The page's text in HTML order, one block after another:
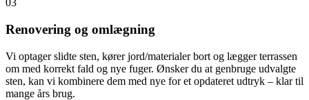
03
Renovering og omlægning
Vi optager slidte sten, kører jord/materialer bort og lægger terrassen
om med korrekt fald og nye fuger. Ønsker du at genbruge udvalgte
sten, kan vi kombinere dem med nye for et opdateret udtryk – klar til
mange års brug.